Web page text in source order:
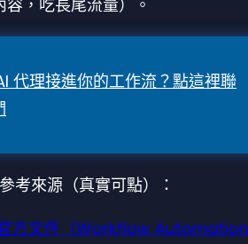
，吃長尾流量）。
代理接進你的工作流？點這裡聯
考來源（真實可點）：
方文件（Workflow